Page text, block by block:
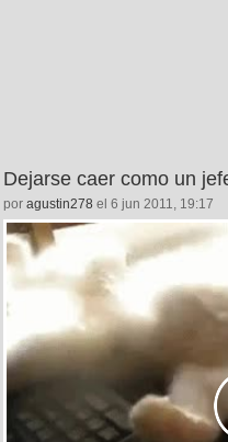
Dejarse caer como un
por agustin278 el 6 jun 2011, 19:17